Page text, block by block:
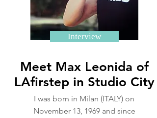
Interview
Meet Max Leonida of
LAfirstep in Studio City
I was born in Milan (ITALY) on
November 13, 1969 and since